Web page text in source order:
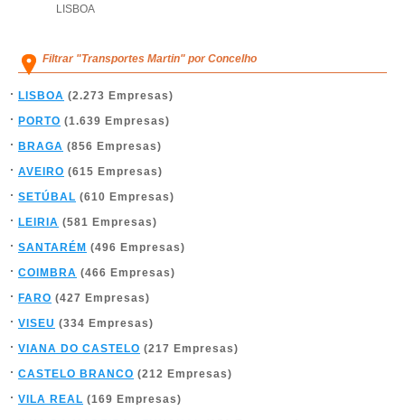
LISBOA
Filtrar "Transportes Martin" por Concelho
LISBOA (2.273 Empresas)
PORTO (1.639 Empresas)
BRAGA (856 Empresas)
AVEIRO (615 Empresas)
SETÚBAL (610 Empresas)
LEIRIA (581 Empresas)
SANTARÉM (496 Empresas)
COIMBRA (466 Empresas)
FARO (427 Empresas)
VISEU (334 Empresas)
VIANA DO CASTELO (217 Empresas)
CASTELO BRANCO (212 Empresas)
VILA REAL (169 Empresas)